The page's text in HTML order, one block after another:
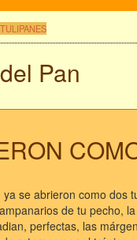
Pan
se abrieron como dos
de tu pecho,
perfectas, las